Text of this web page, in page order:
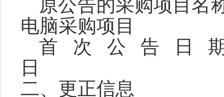
原公告的采购项目名
电脑采
首次公告日
日
二、更正信息